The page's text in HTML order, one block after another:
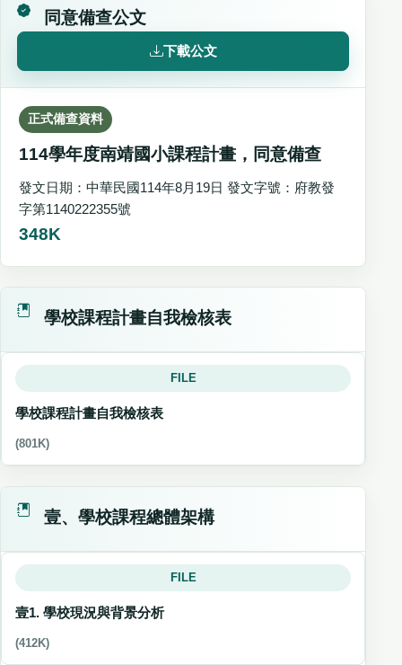
同意備查公文
下載公文
正式備查資料
114學年度南靖國小課程計畫，同意備查
發文日期：中華民國114年8月19日 發文字號：府教發
字第1140222355號
348K
學校課程計畫自我檢核表
FILE
學校課程計畫自我檢核表
(801K)
壹、學校課程總體架構
FILE
壹1. 學校現況與背景分析
(412K)